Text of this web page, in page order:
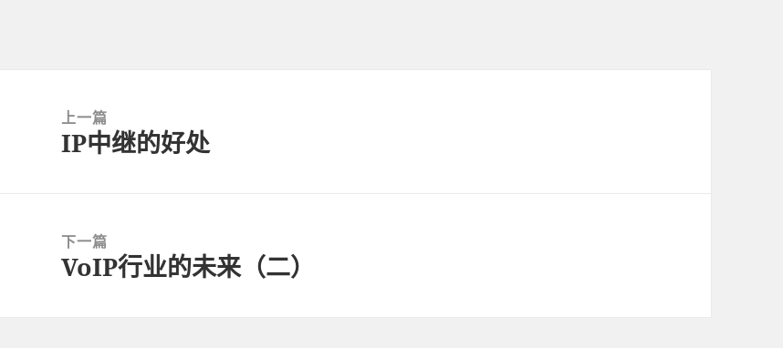
navigation上一篇
上
章:
IP中继的好处
下一篇
下
VoIP行业的未来（二）